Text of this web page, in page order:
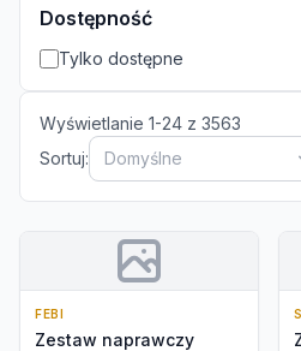
Dostępność
Tylko dostępne
Wyświetlanie 1-24 z 3563
Sortuj:
Domyślne
FEBI
Zestaw naprawczy